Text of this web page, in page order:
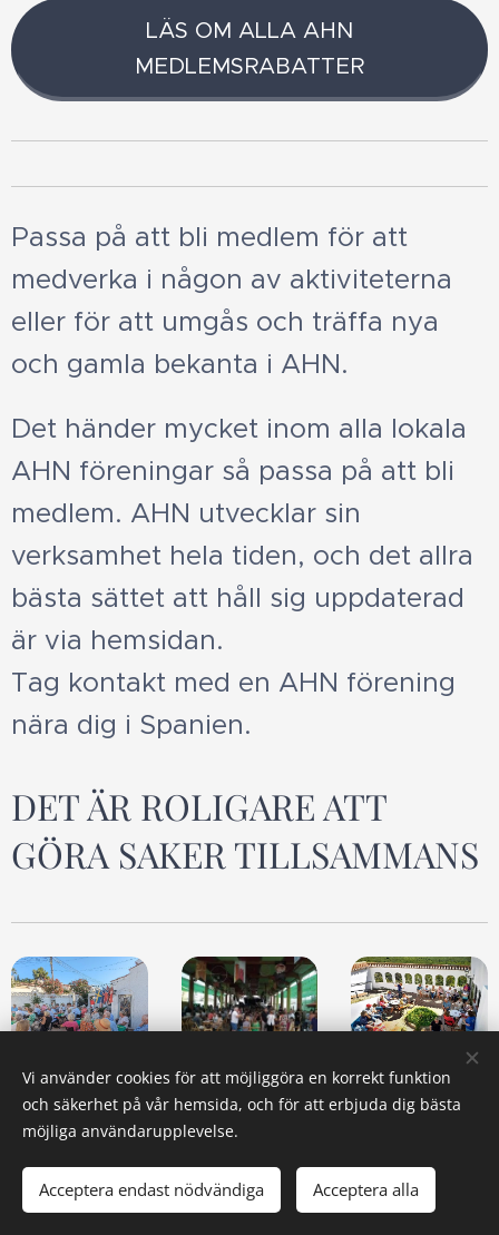
LÄS OM ALLA AHN
MEDLEMSRABATTER
Passa på att bli medlem för att
medverka i någon av aktiviteterna
eller för att umgås och träffa nya
och gamla bekanta i AHN.
Det händer mycket inom alla lokala
AHN föreningar så passa på att bli
medlem. AHN utvecklar sin
verksamhet hela tiden, och det allra
bästa sättet att håll sig uppdaterad
är via hemsidan.
Tag kontakt med en AHN förening
nära dig i Spanien.
DET ÄR ROLIGARE ATT
GÖRA SAKER TILLSAMMANS
Vi använder cookies för att möjliggöra en korrekt funktion
och säkerhet på vår hemsida, och för att erbjuda dig bästa
möjliga användarupplevelse.
Acceptera endast nödvändiga Acceptera alla